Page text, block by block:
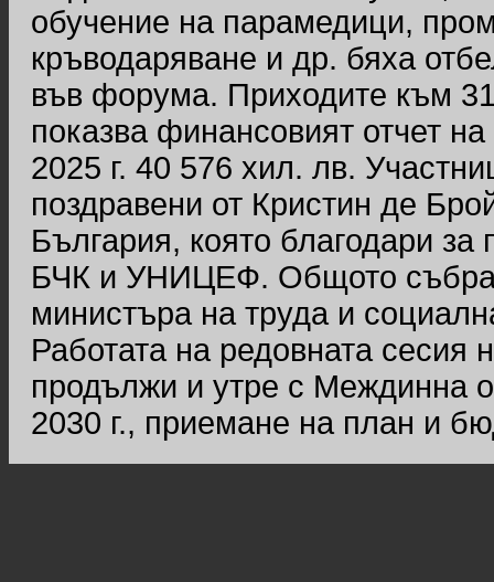
обучение на парамедици,
кръводаряване и др. бяха
във форума. Приходите към
показва финансовият отчет
2025 г. 40 576 хил. лв.
поздравени от Кристин де
България, която благодари
БЧК и УНИЦЕФ. Общото
министъра на труда и
Работата на редовната
продължи и утре с Междинна
2030 г., приемане на план и